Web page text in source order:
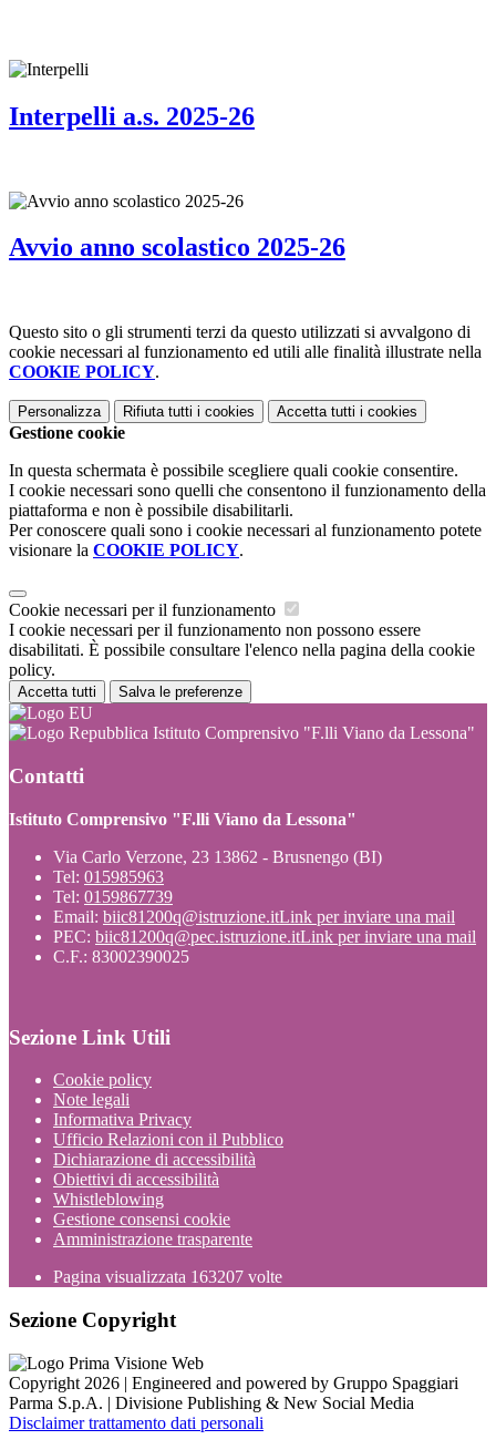
Interpelli a.s. 2025-26
Avvio anno scolastico 2025-26
Questo sito o gli strumenti terzi da questo utilizzati si avvalgono di
cookie necessari al funzionamento ed utili alle finalità illustrate nella
COOKIE POLICY.
Personalizza Rifiuta tutti i cookies Accetta tutti i cookies
Gestione cookie
In questa schermata è possibile scegliere quali cookie consentire.
I cookie necessari sono quelli che consentono il funzionamento della
piattaforma e non è possibile disabilitarli.
Per conoscere quali sono i cookie necessari al funzionamento potete
visionare la COOKIE POLICY.
Cookie necessari per il funzionamento
I cookie necessari per il funzionamento non possono essere
disabilitati. È possibile consultare l'elenco nella pagina della cookie
policy.
Accetta tutti Salva le preferenze
Istituto Comprensivo "F.lli Viano da Lessona"
Contatti
Istituto Comprensivo "F.lli Viano da Lessona"
Via Carlo Verzone, 23 13862 - Brusnengo (BI)
Tel: 015985963
Tel: 0159867739
Email: biic81200q@istruzione.itLink per inviare una mail
PEC: biic81200q@pec.istruzione.itLink per inviare una mail
C.F.: 83002390025
Sezione Link Utili
Cookie policy
Note legali
Informativa Privacy
Ufficio Relazioni con il Pubblico
Dichiarazione di accessibilità
Obiettivi di accessibilità
Whistleblowing
Gestione consensi cookie
Amministrazione trasparente
Pagina visualizzata 163207 volte
Sezione Copyright
Copyright 2026 | Engineered and powered by Gruppo Spaggiari
Parma S.p.A. | Divisione Publishing & New Social Media
Disclaimer trattamento dati personali